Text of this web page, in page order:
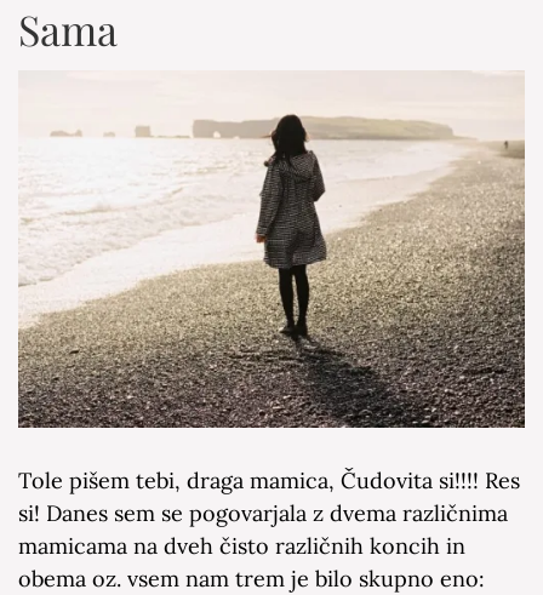
Sama
Tole pišem tebi, draga mamica, Čudovita si!!!! Res
si! Danes sem se pogovarjala z dvema različnima
mamicama na dveh čisto različnih koncih in
obema oz. vsem nam trem je bilo skupno eno: